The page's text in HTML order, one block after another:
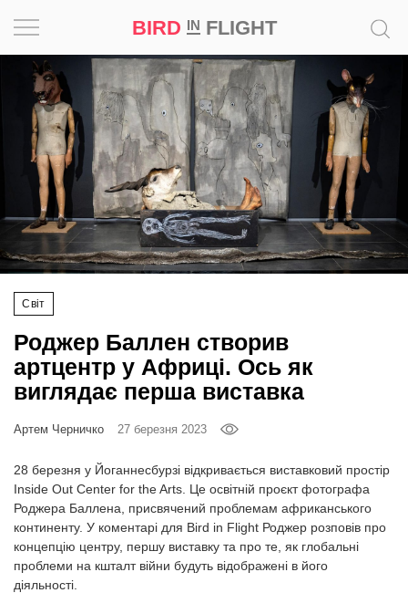
BIRD INFLIGHT
EN
RU
Світ
Роджер Баллен створив
артцентр у Африці. Ось як
виглядає перша виставка
Артем Черничко 27 березня 2023
28 березня у Йоганнесбурзі відкривається виставковий простір
Inside Out Center for the Arts. Це освітній проєкт фотографа
Роджера Баллена, присвячений проблемам африканського
континенту. У коментарі для Bird in Flight Роджер розповів про
концепцію центру, першу виставку та про те, як глобальні
проблеми на кшталт війни будуть відображені в його
діяльності.